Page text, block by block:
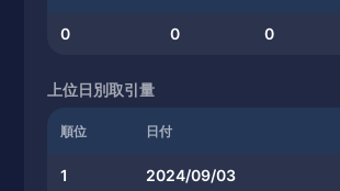
0 0 0
上位日別取引量
順位 日付
1 2024/09/03